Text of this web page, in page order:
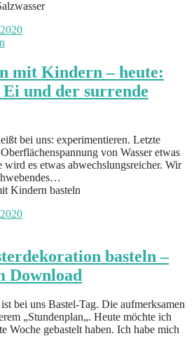
mit Kindern – heute:
Ei und der surrende
bei uns: experimentieren. Letzte
von Wasser etwas
wird es etwas abwechslungsreicher. Wir
basteln –
Download
bei uns Bastel-Tag. Die aufmerksamen
„Stundenplan„. Heute möchte ich
Woche gebastelt haben. Ich habe mich